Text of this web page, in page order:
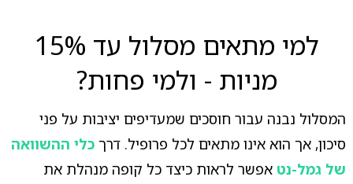
למי מתאים מסלול עד 15%
מניות - ולמי פחות?
המסלול נבנה עבור חוסכים שמעדיפים יציבות על פני
סיכון, אך הוא אינו מתאים לכל פרופיל. דרך כלי ההשוואה
של גמל-נט אפשר לראות כיצד כל קופה מנהלת את